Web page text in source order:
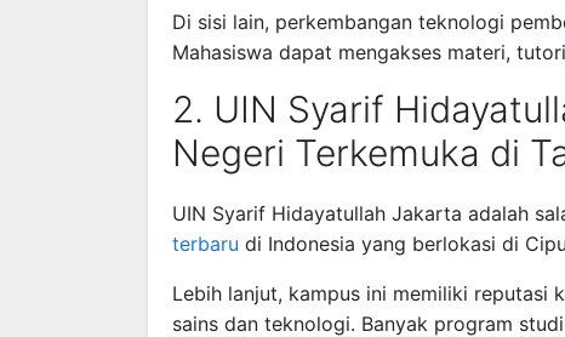
Di sisi lain, perkembangan teknologi
Mahasiswa dapat mengakses materi,
2. UIN Syarif
Negeri Terkemuka di
UIN Syarif Hidayatullah Jakarta adalah
terbaru di Indonesia yang berlokasi di
Lebih lanjut, kampus ini memiliki reputasi
sains dan teknologi. Banyak program